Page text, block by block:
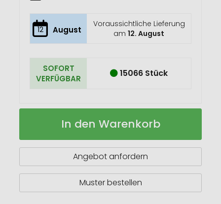
12 August
Voraussichtliche Lieferung
am12. August
SOFORT
VERFÜGBAR
15066 Stück
1-
In den Warenkorb
Angebot anfordern
Muster bestellen